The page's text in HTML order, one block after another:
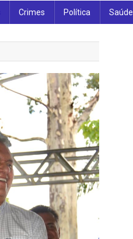
Crimes Política Saúde